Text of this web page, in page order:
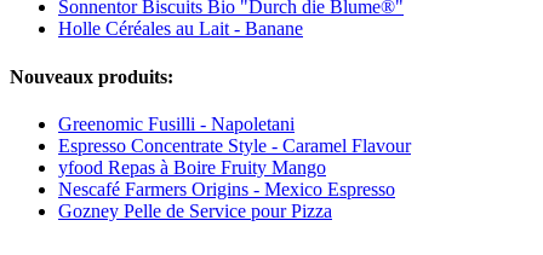
Sonnentor Biscuits Bio "Durch die Blume®"
Holle Céréales au Lait - Banane
Nouveaux produits:
Greenomic Fusilli - Napoletani
Espresso Concentrate Style - Caramel Flavour
yfood Repas à Boire Fruity Mango
Nescafé Farmers Origins - Mexico Espresso
Gozney Pelle de Service pour Pizza